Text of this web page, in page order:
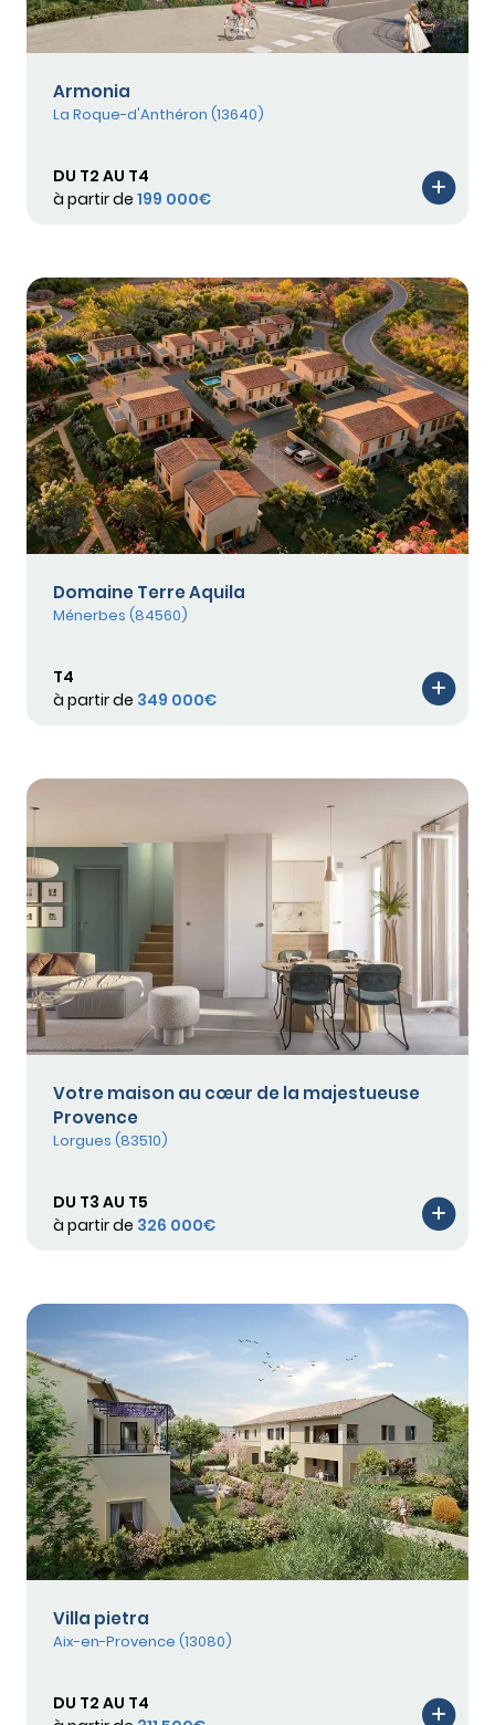
Armonia
La Roque-d'Anthéron (13640)
DU T2 AU T4
à partir de 199 000€
Domaine Terre Aquila
Ménerbes (84560)
T4
à partir de 349 000€
Votre maison au cœur de la majestueuse
Provence
Lorgues (83510)
DU T3 AU T5
à partir de 326 000€
Villa pietra
Aix-en-Provence (13080)
DU T2 AU T4